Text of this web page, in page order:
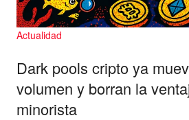
Actualidad
Dark pools cripto ya
volumen y borran la
minorista